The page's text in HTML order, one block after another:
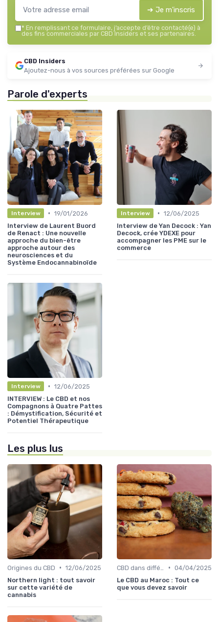
➔ Je m'inscris
* En remplissant ce formulaire, j’accepte d’être contacté(e) à
des fins commerciales par CBD Insiders et ses partenaires.
CBD Insiders
Ajoutez-nous à vos sources préférées sur Google
Parole d'experts
Interview • 19/01/2026
Interview de Laurent Buord
de Renact : Une nouvelle
approche du bien-être
approche autour des
neurosciences et du
Système Endocannabinoïde
Interview • 12/06/2025
Interview de Yan Decock : Yan
Decock, crée YDEXE pour
accompagner les PME sur le
commerce
Interview • 12/06/2025
INTERVIEW : Le CBD et nos
Compagnons à Quatre Pattes
: Démystification, Sécurité et
Potentiel Thérapeutique
Les plus lus
Origines du CBD • 12/06/2025
Northern light : tout savoir
sur cette variété de
cannabis
• 04/04/2025
Le CBD au Maroc : Tout ce
que vous devez savoir